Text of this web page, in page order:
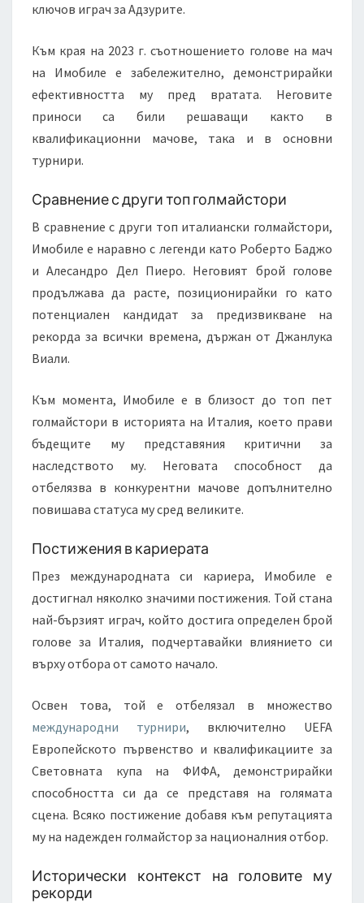
ключов играч за Адзурите.
Към края на 2023 г. съотношението голове на мач
на Имобиле е забележително, демонстрирайки
ефективността му пред вратата. Неговите
приноси са били решаващи както в
квалификационни мачове, така и в основни
турнири.
Сравнение с други топ голмайстори
В сравнение с други топ италиански голмайстори,
Имобиле е наравно с легенди като Роберто Баджо
и Алесандро Дел Пиеро. Неговият брой голове
продължава да расте, позиционирайки го като
потенциален кандидат за предизвикване на
рекорда за всички времена, държан от Джанлука
Виали.
Към момента, Имобиле е в близост до топ пет
голмайстори в историята на Италия, което прави
бъдещите му представяния критични за
наследството му. Неговата способност да
отбелязва в конкурентни мачове допълнително
повишава статуса му сред великите.
Постижения в кариерата
През международната си кариера, Имобиле е
достигнал няколко значими постижения. Той стана
най-бързият играч, който достига определен брой
голове за Италия, подчертавайки влиянието си
върху отбора от самото начало.
Освен това, той е отбелязал в множество
международни турнири, включително UEFA
Европейското първенство и квалификациите за
Световната купа на ФИФА, демонстрирайки
способността си да се представя на голямата
сцена. Всяко постижение добавя към репутацията
му на надежден голмайстор за националния отбор.
Исторически контекст на головите му
рекорди